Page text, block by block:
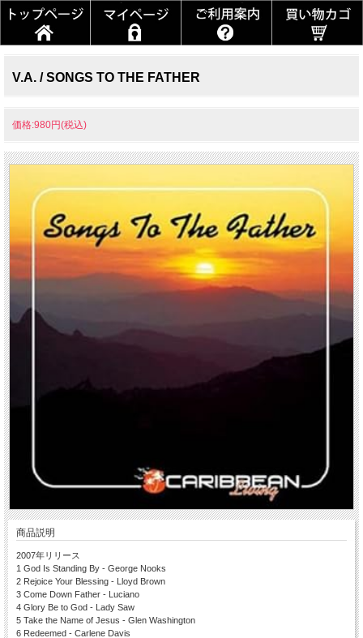
V.A. / SONGS TO THE FATHER
価格:980円(税込)
商品説明
2007年リリース
1 God Is Standing By - George Nooks
2 Rejoice Your Blessing - Lloyd Brown
3 Come Down Father - Luciano
4 Glory Be to God - Lady Saw
5 Take the Name of Jesus - Glen Washington
6 Redeemed - Carlene Davis